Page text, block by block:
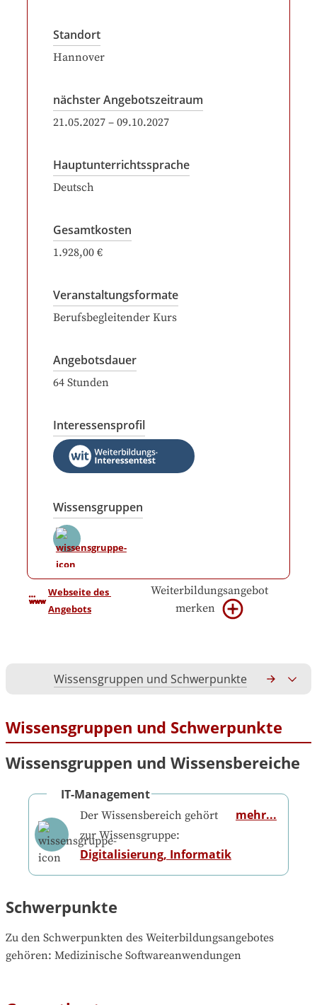
Standort
Hannover
nächster Angebotszeitraum
21.05.2027 – 09.10.2027
Hauptunterrichtssprache
Deutsch
Gesamtkosten
1.928,00 €
Veranstaltungsformate
Berufsbegleitender Kurs
Angebotsdauer
64 Stunden
Interessensprofil
Wissensgruppen
Webseite des
Angebots
Weiterbildungsangebot
merken
Wissensgruppen und Schwerpunkte
Wissensgruppen und Schwerpunkte
Wissensgruppen und Wissensbereiche
IT-Management
Der Wissensbereich gehört
zur Wissensgruppe:
Digitalisierung, Informatik
mehr...
Schwerpunkte
Zu den Schwerpunkten des Weiterbildungsangebotes
gehören: Medizinische Softwareanwendungen